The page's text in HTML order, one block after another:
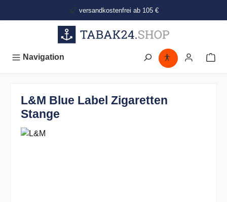
versandkostenfrei ab 105 €
Navigation
L&M Blue Label Zigaretten
Stange